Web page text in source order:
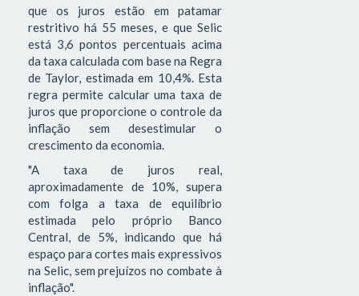
que os juros estão em patamar
restritivo há 55 meses, e que Selic
está 3,6 pontos percentuais acima
da taxa calculada com base na Regra
de Taylor, estimada em 10,4%. Esta
regra permite calcular uma taxa de
juros que proporcione o controle da
inflação sem desestimular o
crescimento da economia.
"A taxa de juros real,
aproximadamente de 10%, supera
com folga a taxa de equilíbrio
estimada pelo próprio Banco
Central, de 5%, indicando que há
espaço para cortes mais expressivos
na Selic, sem prejuízos no combate à
inflação".